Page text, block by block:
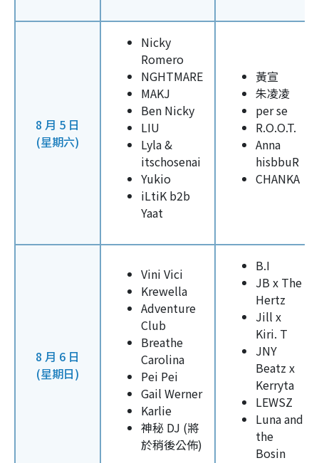
8 月 5 日
(星期六)
Nicky
Romero
NGHTMARE
MAKJ
Ben Nicky
LIU
Lyla &
itschosenai
Yukio
iLtiK b2b
Yaat
黃宣
朱凌凌
per se
R.O.O.T.
Anna
hisbbuR
CHANKA
8 月 6 日
(星期日)
Vini Vici
Krewella
Adventure
Club
Breathe
Carolina
Pei Pei
Gail Werner
Karlie
神秘 DJ (將
於稍後公佈)
B.I
JB x The
Hertz
Jill x
Kiri. T
JNY
Beatz x
Kerryta
LEWSZ
Luna and
the
Bosin